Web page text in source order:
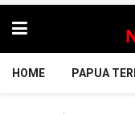
HOME PAPUA